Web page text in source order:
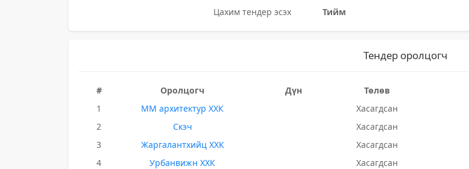
Цахим тендер эсэх
Тийм
Тендер оролцогч
# Оролцогч Дүн Төлөв
1
ММ архитектур ХХК
Хасагдсан
2
Скэч
Хасагдсан
3
Жаргалантхийц ХХК
Хасагдсан
4
Урбанвижн ХХК
Хасагдсан